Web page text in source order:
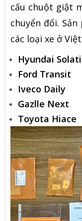
cấu chuột giật
chuyển đổi.
các loại xe ở
Hyundai Solati
Ford Transit
Iveco Daily
Gazlle Next
Toyota Hiace